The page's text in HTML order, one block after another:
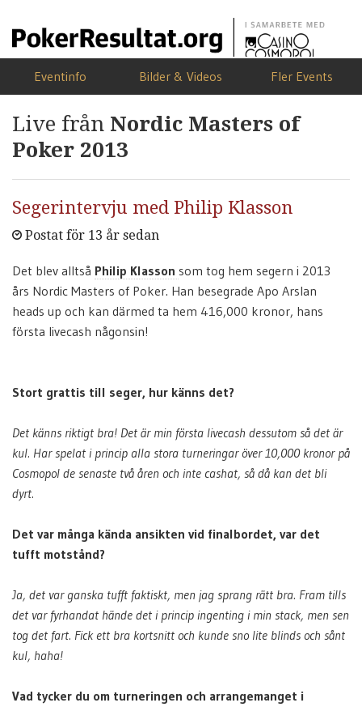
Eventinfo Bilder & Videos Fler Events
Live från Nordic Masters of
Poker 2013
Segerintervju med Philip Klasson
Postat för 13 år sedan
Det blev alltså Philip Klasson som tog hem segern i 2013
års Nordic Masters of Poker. Han besegrade Apo Arslan
heads up och kan därmed ta hem 416,000 kronor, hans
första livecash någonsin!
Stort grattis till seger, hur känns det?
Det känns riktigt bra! Det är min första livecash dessutom så det är
kul. Har spelat i princip alla stora turneringar över 10,000 kronor på
Cosmopol de senaste två åren och inte cashat, så då kan det bli
dyrt.
Det var många kända ansikten vid finalbordet, var det
tufft motstånd?
Ja, det var ganska tufft faktiskt, men jag sprang rätt bra. Fram tills
det var fyrhandat hände det i princip ingenting i min stack, men sen
tog det fart. Fick ett bra kortsnitt och kunde sno lite blinds och sånt
kul, haha!
Vad tycker du om turneringen och arrangemanget i